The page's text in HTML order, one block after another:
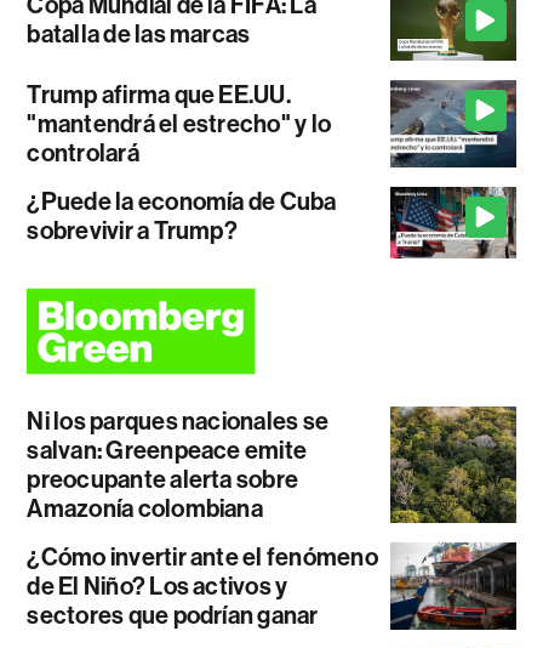
batalla de las marcas
Trump afirma que EE.UU.
"mantendrá el estrecho" y lo
controlará
¿Puede la economía de Cuba
sobrevivir a Trump?
Ni los parques nacionales se
salvan: Greenpeace emite
preocupante alerta sobre
Amazonía colombiana
¿Cómo invertir ante el fenómeno
de El Niño? Los activos y
sectores que podrían ganar